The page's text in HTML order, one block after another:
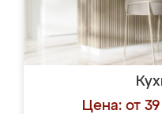
Цена: от